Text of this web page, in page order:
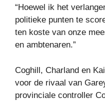
“Hoewel ik het
politieke punten te
ten koste van onze
en ambtenaren.”
Coghill, Charland en
voor de rivaal van
provinciale controller